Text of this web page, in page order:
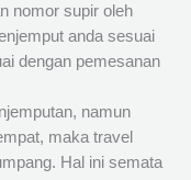
nomor supir oleh
anda sesuai
dengan pemesanan
namun
maka travel
Hal ini semata